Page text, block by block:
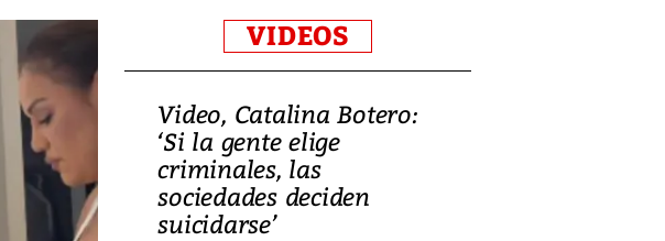
VIDEOS
Video, Catalina Botero:
‘Si la gente elige
criminales, las
sociedades deciden
suicidarse’